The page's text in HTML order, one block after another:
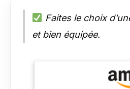
Faites le choix
et bien équipée.